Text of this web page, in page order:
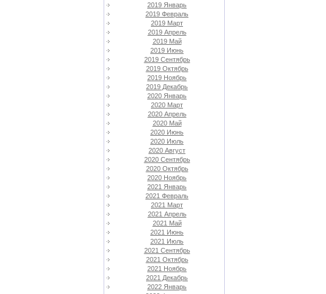
2019 Январь
2019 Февраль
2019 Март
2019 Апрель
2019 Май
2019 Июнь
2019 Сентябрь
2019 Октябрь
2019 Ноябрь
2019 Декабрь
2020 Январь
2020 Март
2020 Апрель
2020 Май
2020 Июнь
2020 Июль
2020 Август
2020 Сентябрь
2020 Октябрь
2020 Ноябрь
2021 Январь
2021 Февраль
2021 Март
2021 Апрель
2021 Май
2021 Июнь
2021 Июль
2021 Сентябрь
2021 Октябрь
2021 Ноябрь
2021 Декабрь
2022 Январь